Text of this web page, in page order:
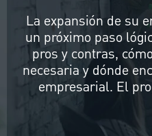
La expansión de su
un próximo paso
pros y contras,
necesaria y dónde
empresarial. El